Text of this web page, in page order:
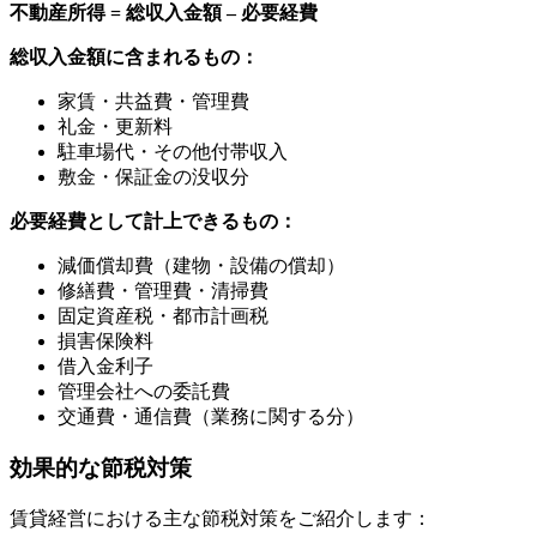
不動産所得 = 総収入金額 – 必要経費
総収入金額に含まれるもの：
家賃・共益費・管理費
礼金・更新料
駐車場代・その他付帯収入
敷金・保証金の没収分
必要経費として計上できるもの：
減価償却費（建物・設備の償却）
修繕費・管理費・清掃費
固定資産税・都市計画税
損害保険料
借入金利子
管理会社への委託費
交通費・通信費（業務に関する分）
効果的な節税対策
賃貸経営における主な節税対策をご紹介します：